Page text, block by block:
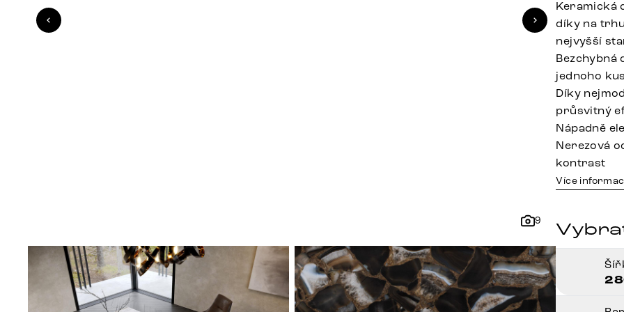
9
Keramická
díky na
nejvyšší
Bezchybná
jednoho
Díky
průsvitný
Nápadně
Nerezová
kontrast
Více